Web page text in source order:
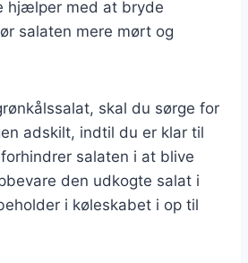
hjælper med at bryde
salaten mere mørt og
skal du sørge for
adskilt, indtil du er klar til
salaten i at blive
den udkogte salat i
i køleskabet i op til